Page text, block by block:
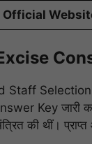
Official
Staff Selection
Key जारी
की थीं।